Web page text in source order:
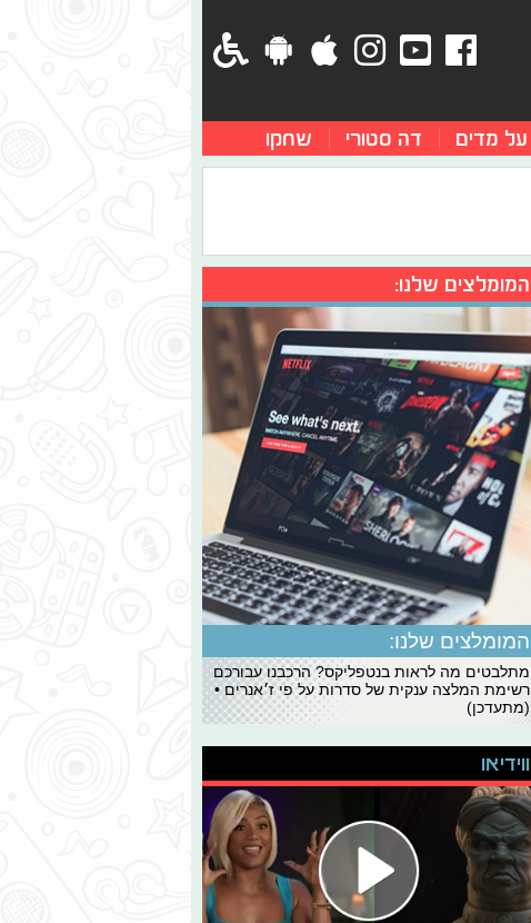
על מדים דה סטורי שחקו
המומלצים שלנו:
המומלצים שלנו:
מתלבטים מה לראות בנטפליקס? הרכבנו עבורכם
רשימת המלצה ענקית של סדרות על פי ז׳אנרים •
(מתעדכן)
ווידיאו